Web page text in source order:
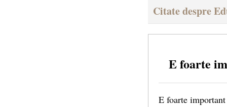
Citate despre
E foarte
E foarte